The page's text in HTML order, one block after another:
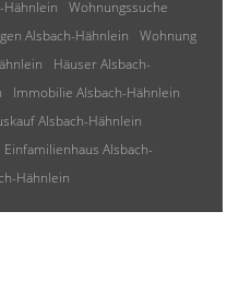
Hähnlein
Wohnungssuche
Alsbach-Hähnlein
Wohnung
Häuser Alsbach-
Immobilie Alsbach-Hähnlein
Alsbach-Hähnlein
Einfamilienhaus Alsbach-
Hähnlein